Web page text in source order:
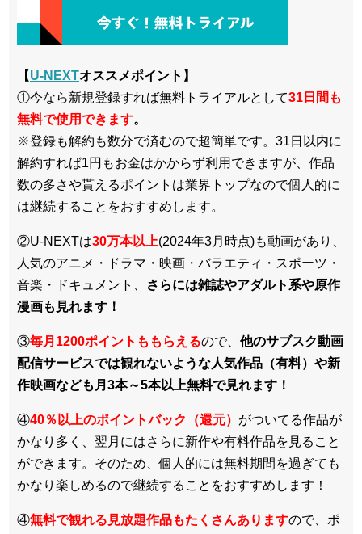
【U-NEXTオススメポイント】
①今なら新規登録すれば無料トライアルとして31日間も
無料で使用できます。
※登録も解約も数分で済むので超簡単です。31日以内に
解約すれば1円もお金はかからず利用できますが、作品
数の多さや貰えるポイントは業界トップなので個人的に
は継続することをおすすめします。
②U-NEXTは30万本以上(2024年3月時点)も動画があり、
人気のアニメ・ドラマ・映画・バラエティ・スポーツ・
音楽・ドキュメント、
さらには雑誌やアダルト系や原作
漫画も見れます！
③毎月1200ポイントももらえるので、 他のサブスク動画
配信サービスでは観れないような人気作品（有料）や新
作映画なども月3本～5本以上無料で見れます！
④40％以上のポイントバック（還元） がついてる作品が
かなり多く、翌月にはさらに新作や有料作品を見ること
ができます。そのため、個人的には無料期間を過ぎても
かなり楽しめるので継続することをおすすめします！
④無料で観れる見放題作品もたくさんありますので、ポ